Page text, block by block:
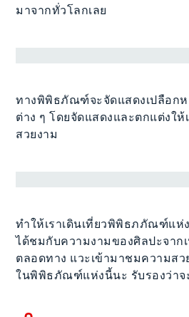
มาจากทั่วโลกเลย
ทางพิพิธภัณฑ์จะจัดแสดงเปลือกห
ต่าง ๆ โดยจัดแสดงและตกแต่งใ
สวยงาม
ทำให้เราเดินเที่ยวพิพิธภภัณฑ์แห่ง
ได้ชมกับความงามของศิลปะจาก
ตลอดทาง แวะเข้ามาชมความสว
ในพิพิธภัณฑ์แห่งนี้นะ รับรองว่าจ